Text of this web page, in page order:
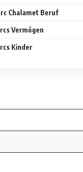
Chalamet Beruf
Vermögen
Kinder